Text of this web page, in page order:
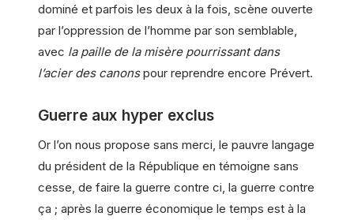
dominé et parfois les deux à la fois, scène ouverte
par l’oppression de l’homme par son semblable,
avec la paille de la misère pourrissant dans
l’acier des canonspour reprendre encore Prévert.
Guerre aux hyper exclus
Or l’on nous propose sans merci, le pauvre langage
du président de la République en témoigne sans
cesse, de faire la guerre contre ci, la guerre contre
ça ; après la guerre économique le temps est à la